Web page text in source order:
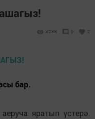
3238 0 2
бар.
яратып үстерә.